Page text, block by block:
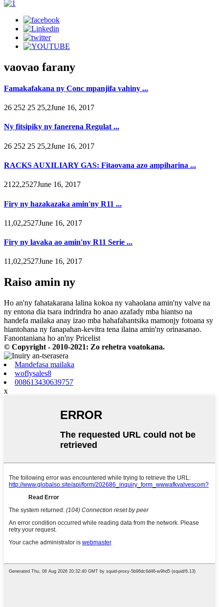
vaovao farany
Famakafakana ny Conc mpanjifa vahiny ...
26 252 25 25,2June 16, 2017
Ny fitsipiky ny fanerena Regulat ...
26 252 25 25,2June 16, 2017
RACKS AUXILIARY GAS: Fitaovana azo ampiharina ...
2122,2527June 16, 2017
Firy ny hazakazaka amin'ny R11 ...
11,02,2527June 16, 2017
Firy ny lavaka ao amin'ny R11 Serie ...
11,02,2527June 16, 2017
Raiso amin ny
Ho an'ny fahatakarana lalina kokoa ny vahaolana amin'ny valve na
ny entona dia tsara indrindra ho anao azafady mba hiantso na
handefa mailaka anay izao mba hahafahantsika mamonjy fotoana sy
hiantohana ny fanapahan-kevitra tena ilaina amin'ny orinasanao.
Fanontaniana ho an'ny Pricelist
© Copyright - 2010-2021: Zo rehetra voatokana.
Mandefasa mailaka
woflysales8
008613430639757
x